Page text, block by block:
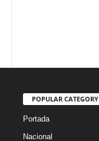
POPULAR CATEGORY
Portada
Nacional